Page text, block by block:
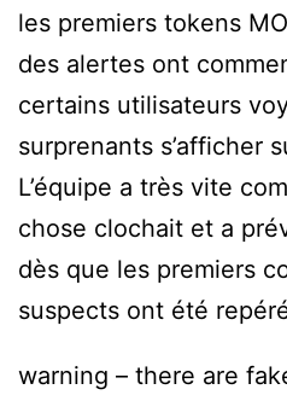
les premiers tokens
des alertes ont
certains utilisateurs
surprenants s’afficher
L’équipe a très vite
chose clochait et a
dès que les premiers
suspects ont été
warning – there are